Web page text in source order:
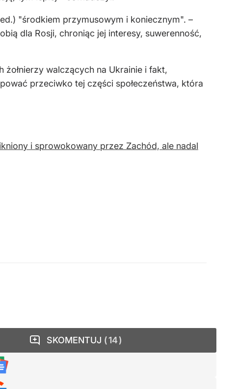
"środkiem przymusowym i koniecznym". –
dla Rosji, chroniąc jej interesy, suwerenność,
żołnierzy walczących na Ukrainie i fakt,
przeciwko tej części społeczeństwa, która
i sprowokowany przez Zachód, ale nadal
SKOMENTUJ 14